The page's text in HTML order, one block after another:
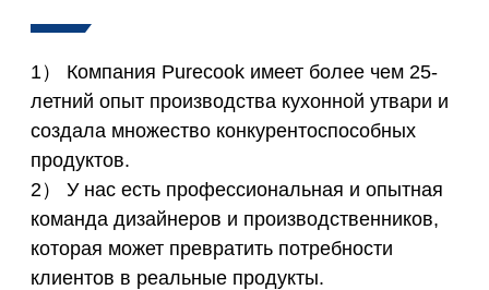
1） Компания Purecook имеет более чем 25-
летний опыт производства кухонной утвари и
создала множество конкурентоспособных
продуктов.
2） У нас есть профессиональная и опытная
команда дизайнеров и производственников,
которая может превратить потребности
клиентов в реальные продукты.